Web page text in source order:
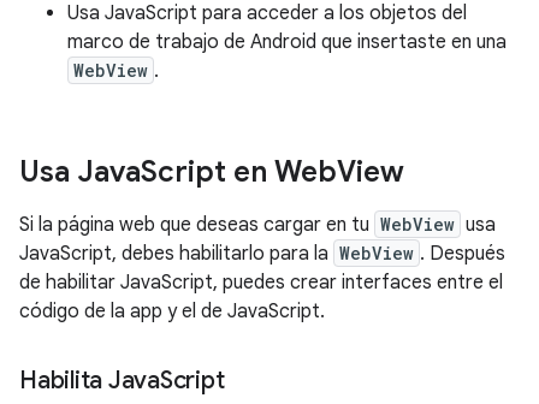
Usa JavaScript para acceder a los objetos del
marco de trabajo de Android que insertaste en una
WebView .
Usa JavaScript en WebView
Si la página web que deseas cargar en tu WebView usa
JavaScript, debes habilitarlo para la WebView . Después
de habilitar JavaScript, puedes crear interfaces entre el
código de la app y el de JavaScript.
Habilita JavaScript